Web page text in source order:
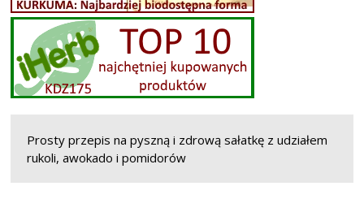
Prosty przepis na pyszną i zdrową sałatkę z udziałem
rukoli, awokado i pomidorów